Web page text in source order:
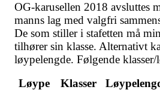
OG-karusellen 2018 avsluttes
manns lag med valgfri
De som stiller i stafetten må
tilhører sin klasse. Alternativt
løypelengde. Følgende
Løype
Klasser